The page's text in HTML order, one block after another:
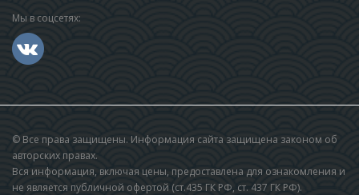
Мы в соцсетях:
© Все права защищены. Информация сайта защищена законом об
авторских правах.
Вся информация, включая цены, предоставлена для ознакомления и
не является публичной офертой (ст.435 ГК РФ, cт. 437 ГК РФ).